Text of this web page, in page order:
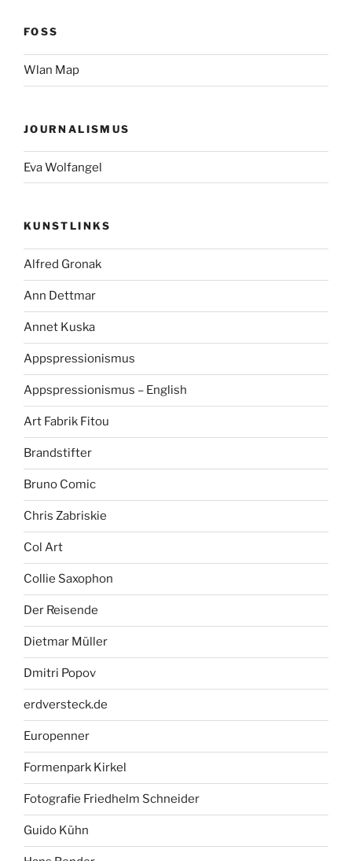
FOSS
Wlan Map
JOURNALISMUS
Eva Wolfangel
KUNSTLINKS
Alfred Gronak
Ann Dettmar
Annet Kuska
Appspressionismus
Appspressionismus – English
Art Fabrik Fitou
Brandstifter
Bruno Comic
Chris Zabriskie
Col Art
Collie Saxophon
Der Reisende
Dietmar Müller
Dmitri Popov
erdversteck.de
Europenner
Formenpark Kirkel
Fotografie Friedhelm Schneider
Guido Kühn